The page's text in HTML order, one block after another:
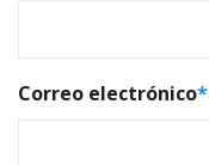
Correo electrónico*